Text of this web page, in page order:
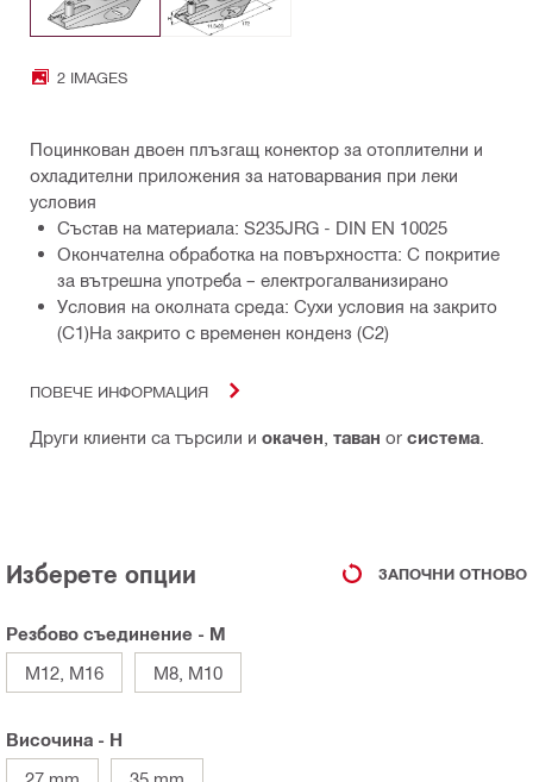
2 IMAGES
Поцинкован двоен плъзгащ конектор за отоплителни и
охладителни приложения за натоварвания при леки
условия
Състав на материала: S235JRG - DIN EN 10025
Окончателна обработка на повърхността: С покритие
за вътрешна употреба – електрогалванизирано
Условия на околната среда: Сухи условия на закрито
(С1)На закрито с временен конденз (С2)
ПОВЕЧЕ ИНФОРМАЦИЯ
Други клиенти са търсили и окачен таван or система
Изберете опции ЗАПОЧНИ ОТНОВО
Резбово съединение - M
M12, M16
M8, M10
Височина - H